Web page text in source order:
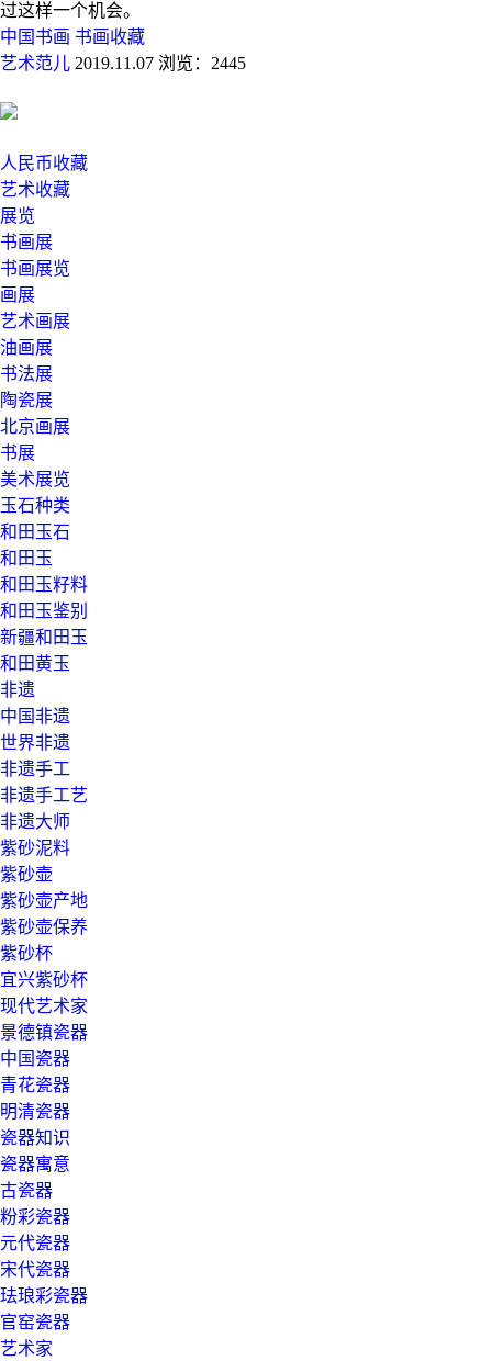
过这样一个机会。
中国书画 书画收藏
艺术范儿 2019.11.07 浏览：2445
人民币收藏
艺术收藏
展览
书画展
书画展览
画展
艺术画展
油画展
书法展
陶瓷展
北京画展
书展
美术展览
玉石种类
和田玉石
和田玉
和田玉籽料
和田玉鉴别
新疆和田玉
和田黄玉
非遗
中国非遗
世界非遗
非遗手工
非遗手工艺
非遗大师
紫砂泥料
紫砂壶
紫砂壶产地
紫砂壶保养
紫砂杯
宜兴紫砂杯
现代艺术家
景德镇瓷器
中国瓷器
青花瓷器
明清瓷器
瓷器知识
瓷器寓意
古瓷器
粉彩瓷器
元代瓷器
宋代瓷器
珐琅彩瓷器
官窑瓷器
艺术家